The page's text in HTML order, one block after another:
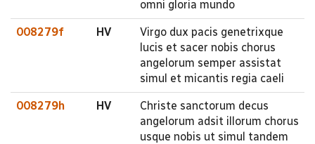
omni gloria mundo
008279f HV
Virgo dux pacis genetrixque
lucis et sacer nobis chorus
angelorum semper assistat
simul et micantis regia caeli
008279h HV
Christe sanctorum decus
angelorum adsit illorum chorus
usque nobis ut simul tandem